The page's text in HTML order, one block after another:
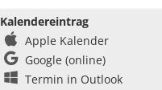
Kalendereintrag
Apple Kalender
Google (online)
Termin in Outlook